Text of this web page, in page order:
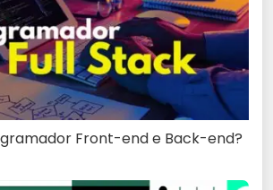
Front-end e Back-end?